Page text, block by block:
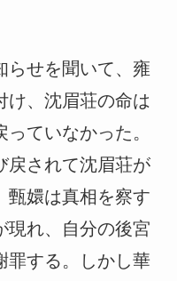
らせを聞いて、雍
け、沈眉荘の命は
ていなかった。
戻されて沈眉荘が
甄嬛は真相を察す
現れ、自分の後宮
罪する。しかし華